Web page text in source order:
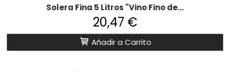
Solera Fina 5 Litros "Vino Fino de...
20,47 €
Añadir a Carrito